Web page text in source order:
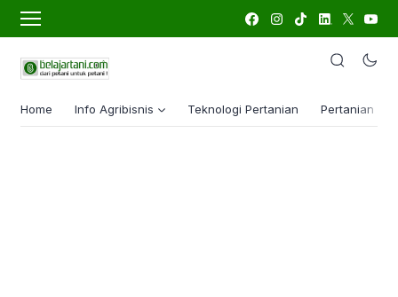
Home Info Agribisnis Teknologi Pertanian Pertanian